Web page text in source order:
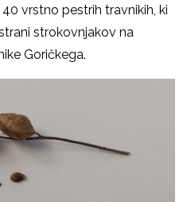
vrstno pestrih travnikih, ki
strokovnjakov na
Goričkega.